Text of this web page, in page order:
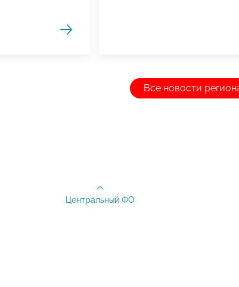
Все новости
Центральный ФО